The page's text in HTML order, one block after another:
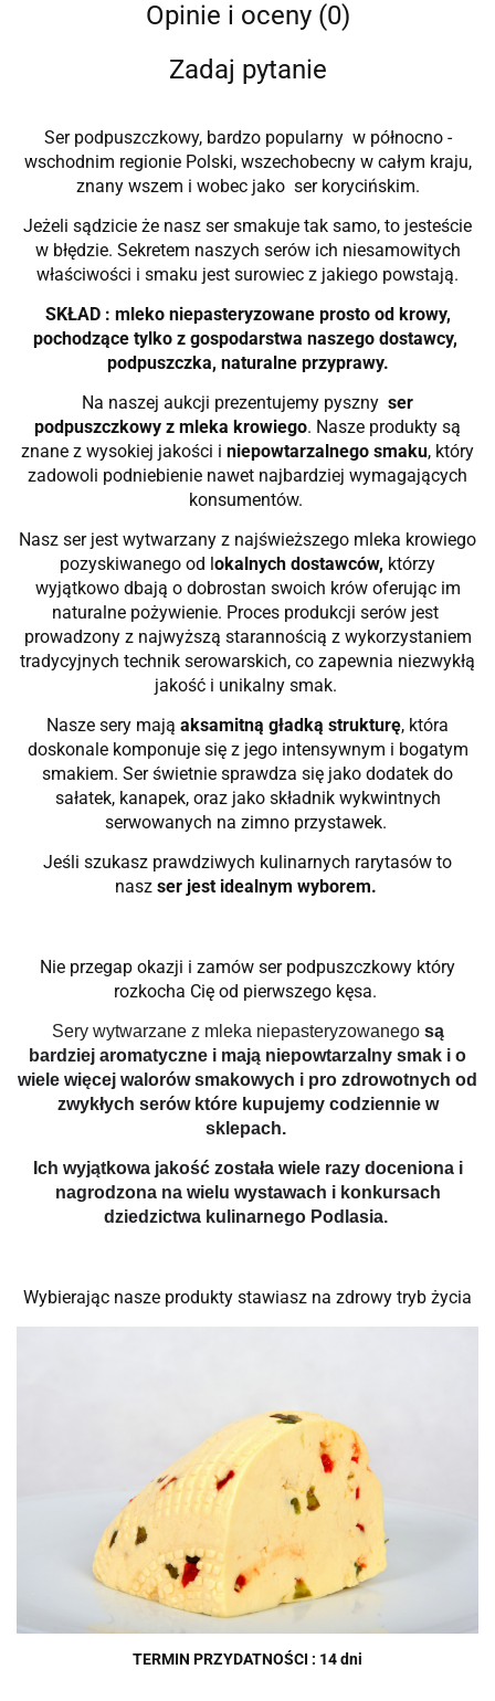
Opinie i oceny (0)
Zadaj pytanie
Ser podpuszczkowy, bardzo popularny w północno -
wschodnim regionie Polski, wszechobecny w całym kraju,
znany wszem i wobec jako ser korycińskim.
Jeżeli sądzicie że nasz ser smakuje tak samo, to jesteście
w błędzie. Sekretem naszych serów ich niesamowitych
właściwości i smaku jest surowiec z jakiego powstają.
SKŁAD : mleko niepasteryzowane prosto od krowy,
pochodzące tylko z gospodarstwa naszego dostawcy,
podpuszczka, naturalne przyprawy.
Na naszej aukcji prezentujemy pyszny ser
podpuszczkowy z mleka krowiego. Nasze produkty są
znane z wysokiej jakości i niepowtarzalnego smaku, który
zadowoli podniebienie nawet najbardziej wymagających
konsumentów.
Nasz ser jest wytwarzany z najświeższego mleka krowiego
pozyskiwanego od lokalnych dostawców, którzy
wyjątkowo dbają o dobrostan swoich krów oferując im
naturalne pożywienie. Proces produkcji serów jest
prowadzony z najwyższą starannością z wykorzystaniem
tradycyjnych technik serowarskich, co zapewnia niezwykłą
jakość i unikalny smak.
Nasze sery mają aksamitną gładką strukturę, która
doskonale komponuje się z jego intensywnym i bogatym
smakiem. Ser świetnie sprawdza się jako dodatek do
sałatek, kanapek, oraz jako składnik wykwintnych
serwowanych na zimno przystawek.
Jeśli szukasz prawdziwych kulinarnych rarytasów to
nasz ser jest idealnym wyborem.
Nie przegap okazji i zamów ser podpuszczkowy który
rozkocha Cię od pierwszego kęsa.
Sery wytwarzane z mleka niepasteryzowanego są
bardziej aromatyczne i mają niepowtarzalny smak i o
wiele więcej walorów smakowych i pro zdrowotnych od
zwykłych serów które kupujemy codziennie w
sklepach.
Ich wyjątkowa jakość została wiele razy doceniona i
nagrodzona na wielu wystawach i konkursach
dziedzictwa kulinarnego Podlasia.
Wybierając nasze produkty stawiasz na zdrowy tryb życia
TERMIN PRZYDATNOŚCI : 14 dni